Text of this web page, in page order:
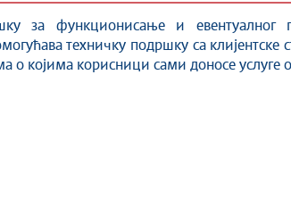
за функционисање и
техничку подршку са клијентске
о којима корисници сами доносе услуге